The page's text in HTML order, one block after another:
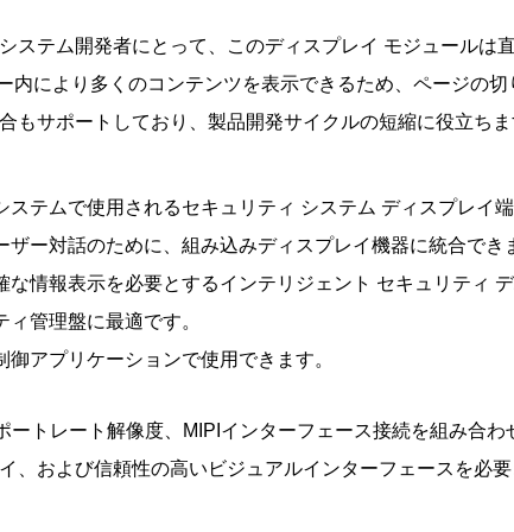
ステム開発者にとって、このディスプレイ モジュール
内により多くのコンテンツを表示できるため、ページの
もサポートしており、製品開発サイクルの短縮に役立ちま
テムで使用されるセキュリティ システム ディスプレイ端
ー対話のために、組み込みディスプレイ機器に統合でき
情報表示を必要とするインテリジェント セキュリティ
管理盤に最適です。
アプリケーションで使用できます。
ートレート解像度、MIPIインターフェース接続を組み合
、および信頼性の高いビジュアルインターフェースを必